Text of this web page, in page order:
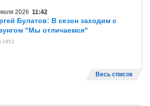
2026 11:42
Булатов: В сезон заходим с
"Мы отличаемся"
1851
Весь список